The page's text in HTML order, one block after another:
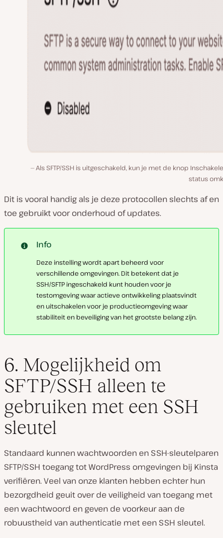
Als SFTP/SSH is uitgeschakeld, kun je met de knop
status
Dit is vooral handig als je deze protocollen slechts af en
toe gebruikt voor onderhoud of updates.
Info
Deze instelling wordt apart beheerd voor
verschillende omgevingen. Dit betekent dat je
SSH/SFTP ingeschakeld kunt houden voor je
testomgeving waar actieve ontwikkeling plaatsvindt
en uitschakelen voor je productieomgeving waar
stabiliteit en beveiliging van het grootste belang zijn.
6. Mogelijkheid om
SFTP/SSH alleen te
gebruiken met een SSH
sleutel
Standaard kunnen wachtwoorden en SSH-sleutelparen
SFTP/SSH toegang tot WordPress omgevingen bij Kinsta
verifiëren. Veel van onze klanten hebben echter hun
bezorgdheid geuit over de veiligheid van toegang met
een wachtwoord en geven de voorkeur aan de
robuustheid van authenticatie met een SSH sleutel.